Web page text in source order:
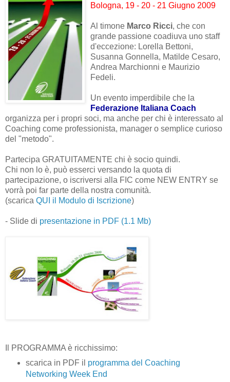
Bologna, 19 - 20 - 21 Giugno 2009
Al timone Marco Ricci, che con
grande passione coadiuva uno staff
d'eccezione: Lorella Bettoni,
Susanna Gonnella, Matilde Cesaro,
Andrea Marchionni e Maurizio
Fedeli.
Un evento imperdibile che la
Federazione Italiana Coach
organizza per i propri soci, ma anche per chi è interessato al
Coaching come professionista, manager o semplice curioso
del "metodo".
Partecipa GRATUITAMENTE chi è socio quindi.
Chi non lo è, può esserci versando la quota di
partecipazione, o iscriversi alla FIC come NEW ENTRY se
vorrà poi far parte della nostra comunità.
(scarica QUI il Modulo di Iscrizione)
- Slide di presentazione in PDF (1.1 Mb)
Il PROGRAMMA è ricchissimo:
scarica in PDF il programma del Coaching
Networking Week End